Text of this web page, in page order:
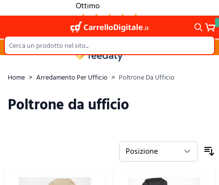
Ottimo
1.264
Recensioni
Spedizione sempre
Home > Arredamento Per Ufficio > Poltrone Da Ufficio
Poltrone da ufficio